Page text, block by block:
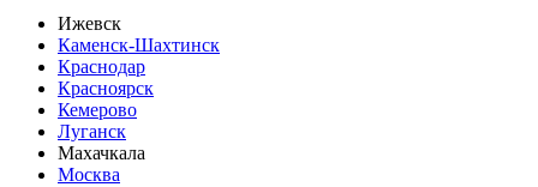
Ижевск
Каменск-Шахтинск
Краснодар
Красноярск
Кемерово
Луганск
Махачкала
Москва